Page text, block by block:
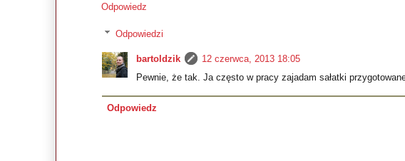
Odpowiedz
Odpowiedzi
bartoldzik
12 czerwca, 2013 18:05
Pewnie, że tak. Ja często w pracy zajadam sałatki
Odpowiedz